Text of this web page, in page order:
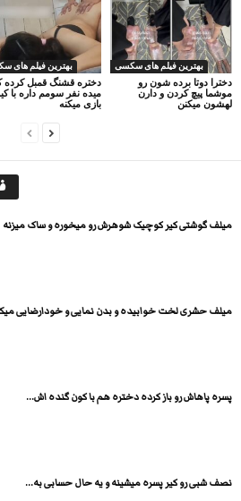
بهترین فیلم های
دختره قشنگ قمبل
میده نفر سومم داره با
بازی میکنه
بهترین فیلم های سکسی
دخترا دوتا برده شون رو
موشما پیچ کردن و دارن
لهشون میکنن
میلف گوشتی کیر کوچیک شوهرش رو میخوره و ساک میزنه
میلف حشری لخت خوابیده و بدن نمایی و خودارضایی
پسره پاهاش رو باز کرده دختره هم با کون گنده اش...
نصف شبی رو کیر پسره میشینه و یه حال حسابی به...